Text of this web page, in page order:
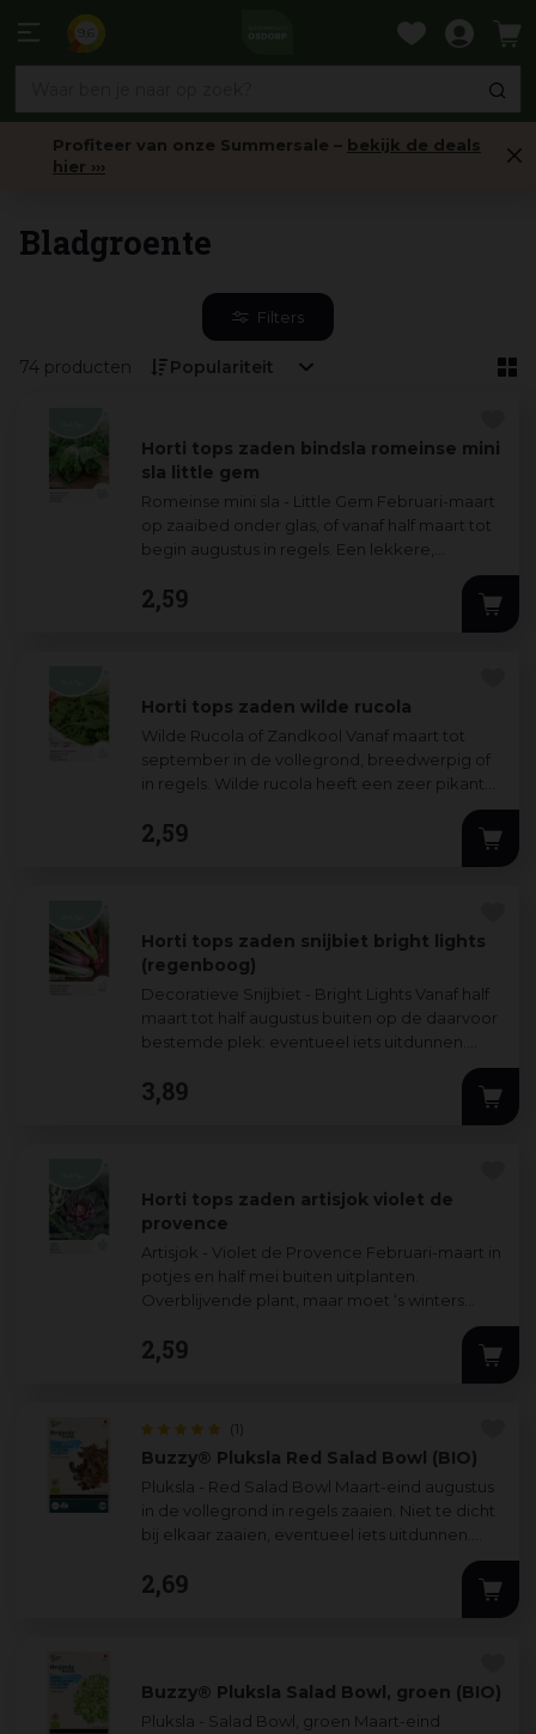
naar
Profiteer van onze Summersale – bekijk de deals
hier ›››
Bladgroente
Filters
74 producten
Horti tops zaden bindsla romeinse mini
sla little gem
Romeinse mini sla - Little Gem Februari-maart
op zaaibed onder glas, of vanaf half maart tot
begin augustus in regels. Een lekkere,
smaakvolle en knapperige gezonde zomers...
2,59
Horti tops zaden wilde rucola
Wilde Rucola of Zandkool Vanaf maart tot
september in de vollegrond, breedwerpig of
in regels. Wilde rucola heeft een zeer pikante
2,59
Horti tops zaden snijbiet bright lights
(regenboog)
Decoratieve Snijbiet - Bright Lights Vanaf half
maart tot half augustus buiten op de daarvoor
bestemde plek: eventueel iets uitdunnen.
3,89
Horti tops zaden artisjok violet de
provence
Artisjok - Violet de Provence Februari-maart in
potjes en half mei buiten uitplanten.
Overblijvende plant, maar moet ‘s winters
worden afgedekt. Ook zeer fraai als decorat...
2,59
Buzzy® Pluksla Red Salad Bowl (BIO)
(1)
Pluksla - Red Salad Bowl Maart-eind augustus
in de vollegrond in regels zaaien. Niet te dicht
bij elkaar zaaien, eventueel iets uitdunnen.
2,69
Buzzy® Pluksla Salad Bowl, groen (BIO)
Pluksla - Salad Bowl, groen Maart-eind